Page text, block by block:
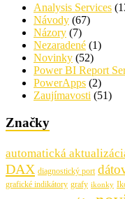
Analysis Services
Návody (67)
Názory (7)
Nezaradené (1)
Novinky (52)
Power BI Report
PowerApps (2)
Zaujímavosti (51)
Značky
automatická
DAX diagnostický port
grafické indikátory grafy ikonky